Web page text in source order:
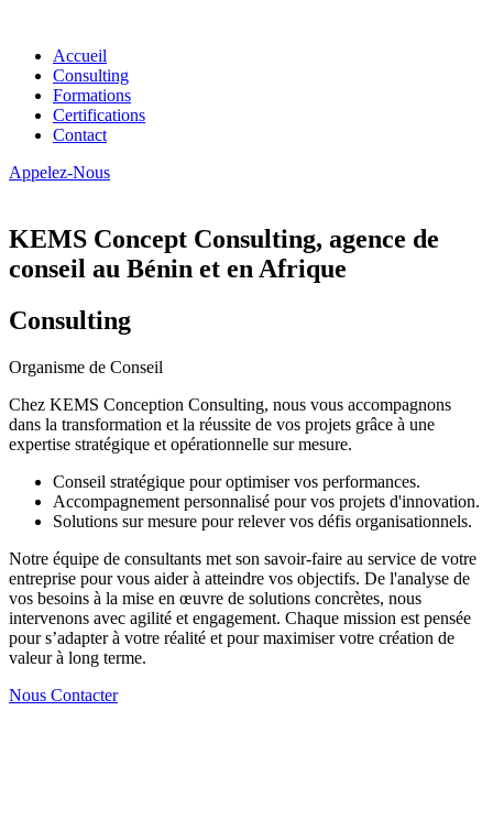
Accueil
Consulting
Formations
Certifications
Contact
Appelez-Nous
KEMS Concept Consulting, agence de
conseil au Bénin et en Afrique
Consulting
Organisme de Conseil
Chez KEMS Conception Consulting, nous vous accompagnons
dans la transformation et la réussite de vos projets grâce à une
expertise stratégique et opérationnelle sur mesure.
Conseil stratégique pour optimiser vos performances.
Accompagnement personnalisé pour vos projets d'innovation.
Solutions sur mesure pour relever vos défis organisationnels.
Notre équipe de consultants met son savoir-faire au service de votre
entreprise pour vous aider à atteindre vos objectifs. De l'analyse de
vos besoins à la mise en œuvre de solutions concrètes, nous
intervenons avec agilité et engagement. Chaque mission est pensée
pour s’adapter à votre réalité et pour maximiser votre création de
valeur à long terme.
Nous Contacter